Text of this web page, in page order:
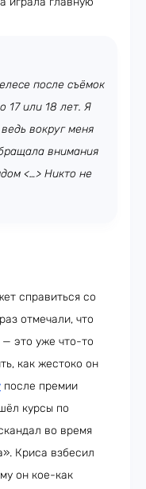
после съёмок
17 или 18 лет. Я
вокруг меня
внимания
<…> Никто не
справиться со
отмечали, что
— это уже что-то
как жестоко он
после премии
курсы по
во время
Криса взбесил
он кое-как